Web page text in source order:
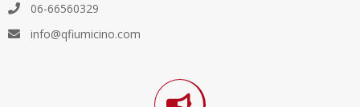
06-66560329
info@qfiumicino.com